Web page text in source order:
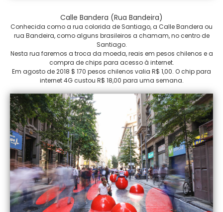
Calle Bandera (Rua Bandeira)
Conhecida como a rua colorida de Santiago, a Calle Bandera ou
rua Bandeira, como alguns brasileiros a chamam, no centro de
Santiago.
Nesta rua faremos a troca da moeda, reais em pesos chilenos e a
compra de chips para acesso à internet.
Em agosto de 2018 $ 170 pesos chilenos valia R$ 1,00. O chip para
internet 4G custou R$ 18,00 para uma semana.